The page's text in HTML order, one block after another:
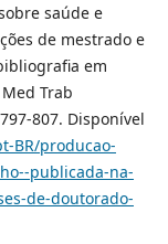
saúde e
de mestrado e
em
Trab
807. Disponível
BR/producao-
publicada-na-
de-doutorado-